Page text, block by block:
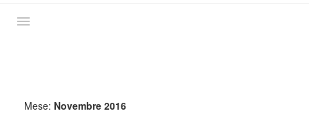
Mese: Novembre 2016